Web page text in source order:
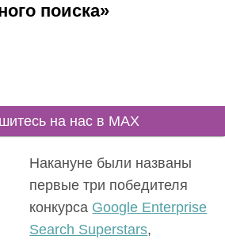
поиска»
на нас в MAX
Накануне были названы
первые три победителя
конкурса Google Enterprise
Search Superstars,